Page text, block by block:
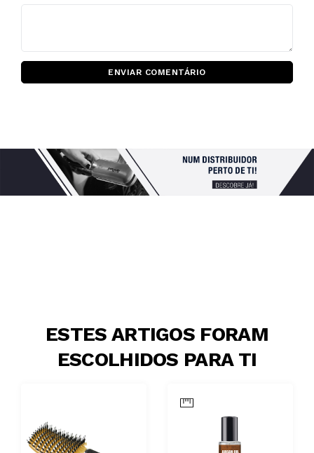
ENVIAR COMENTÁRIO
ESTES ARTIGOS FORAM
ESCOLHIDOS PARA TI